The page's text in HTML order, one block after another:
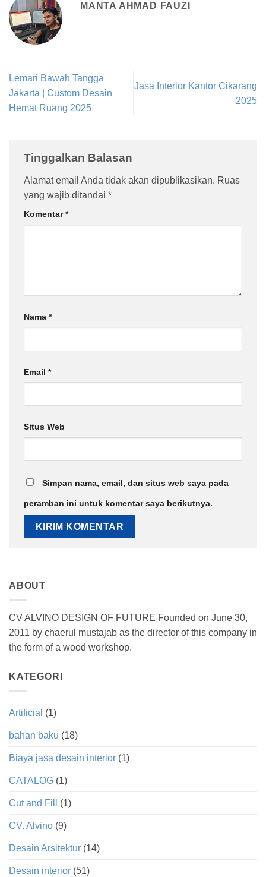
MANTA AHMAD FAUZI
Lemari Bawah Tangga
Jakarta | Custom Desain
Hemat Ruang 2025
Jasa Interior Kantor Cikarang
2025
Tinggalkan Balasan
Alamat email Anda tidak akan dipublikasikan. Ruas
yang wajib ditandai *
Komentar*
Nama *
Email *
Situs Web
Simpan nama, email, dan situs web saya pada
peramban ini untuk komentar saya berikutnya.
ABOUT
CV ALVINO DESIGN OF FUTURE Founded on June 30,
2011 by chaerul mustajab as the director of this company in
the form of a wood workshop.
KATEGORI
Artificial (1)
bahan baku (18)
Biaya jasa desain interior (1)
CATALOG (1)
Cut and Fill (1)
CV. Alvino (9)
Desain Arsitektur (14)
Desain interior (51)